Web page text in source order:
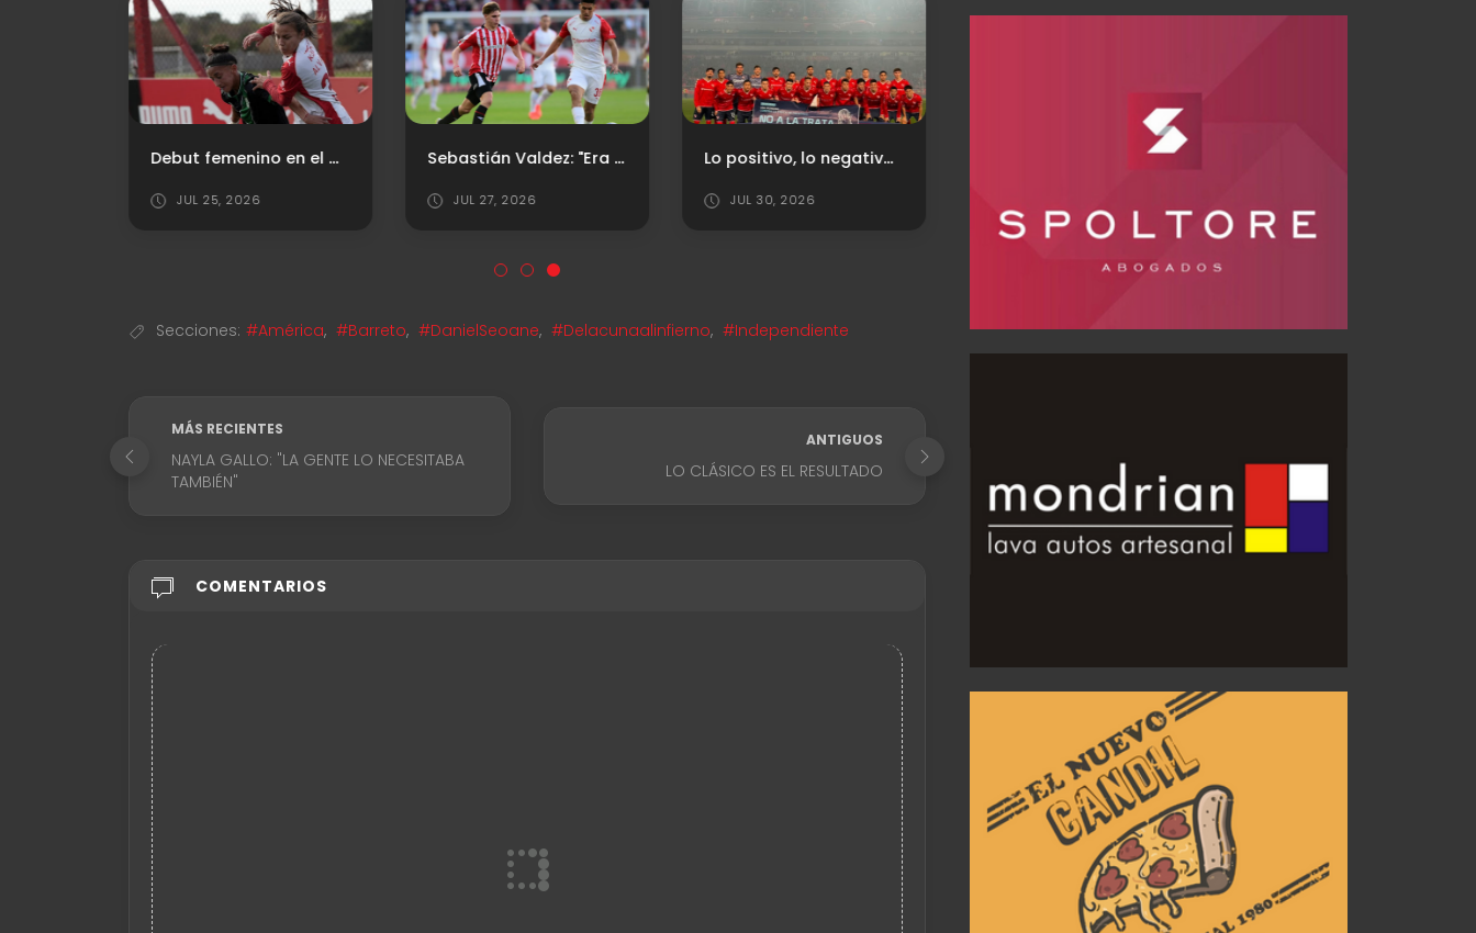
Debut femenino en el Clausura
JUL 25, 2026
Sebastián Valdez: "Era importante dar este primer paso"
JUL 27, 2026
Lo positivo, lo negativo y los puntajes ante Newell‘s
JUL 30, 2026
Secciones: #América, #Barreto, #DanielSeoane, #Delacunaalinfierno, #Independiente
MÁS RECIENTES
NAYLA GALLO: "LA GENTE LO NECESITABA
TAMBIÉN"
ANTIGUOS
LO CLÁSICO ES EL RESULTADO
COMENTARIOS